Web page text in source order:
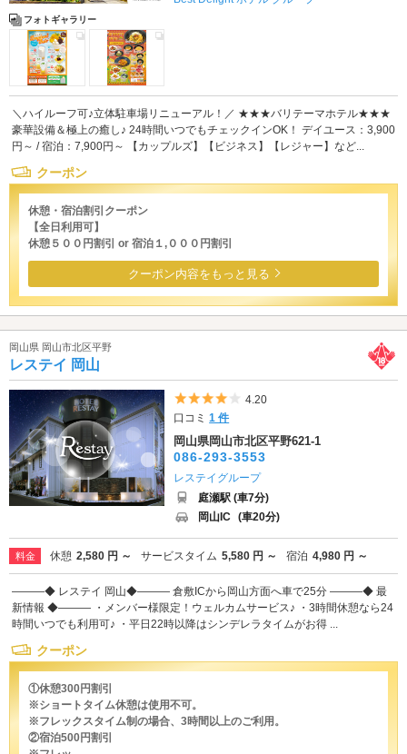
フォトギャラリー
＼ハイルーフ可♪立体駐車場リニューアル！／ ★★★バリテーマホテル★★★
豪華設備＆極上の癒し♪ 24時間いつでもチェックインOK！ デイユース：3,900
円～ / 宿泊：7,900円～ 【カップルズ】【ビジネス】【レジャー】など...
クーポン
休憩・宿泊割引クーポン
【全日利用可】
休憩５００円割引 or 宿泊１,０００円割引
クーポン内容をもっと見る
岡山県 岡山市北区平野
レステイ 岡山
5つ星のうち4
4.20
口コミ1 件
岡山県岡山市北区平野621-1
086-293-3553
レステイグループ
庭瀬駅 (車7分)
岡山IC (車20分)
料金 休憩 2,580 円 ～ サービスタイム 5,580 円 ～ 宿泊 4,980 円 ～
―――◆ レステイ 岡山◆――― 倉敷ICから岡山方面へ車で25分 ―――◆ 最
新情報 ◆――― ・メンバー様限定！ウェルカムサービス♪ ・3時間休憩なら24
時間いつでも利用可♪ ・平日22時以降はシンデレラタイムがお得 ...
クーポン
①休憩300円割引
※ショートタイム休憩は使用不可。
※フレックスタイム制の場合、3時間以上のご利用。
②宿泊500円割引